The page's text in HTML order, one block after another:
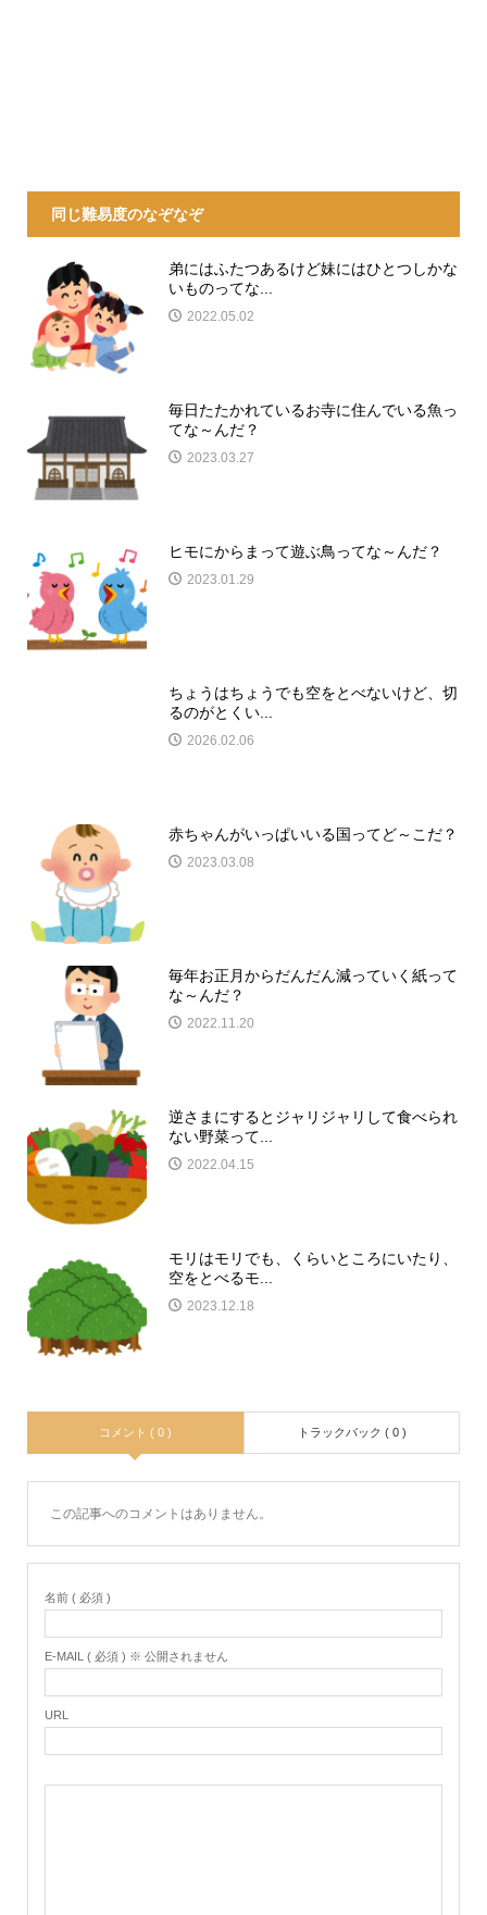
同じ難易度のなぞなぞ
弟にはふたつあるけど妹にはひとつしかな
いものってな...
2022.05.02
毎日たたかれているお寺に住んでいる魚っ
てな～んだ？
2023.03.27
ヒモにからまって遊ぶ鳥ってな～んだ？
2023.01.29
ちょうはちょうでも空をとべないけど、切
るのがとくい...
2026.02.06
赤ちゃんがいっぱいいる国ってど～こだ？
2023.03.08
毎年お正月からだんだん減っていく紙って
な～んだ？
2022.11.20
逆さまにするとジャリジャリして食べられ
ない野菜って...
2022.04.15
モリはモリでも、くらいところにいたり、
空をとべるモ...
2023.12.18
コメント ( 0 ) トラックバック ( 0 )
この記事へのコメントはありません。
名前 ( 必須 )
E-MAIL ( 必須 ) ※ 公開されません
URL